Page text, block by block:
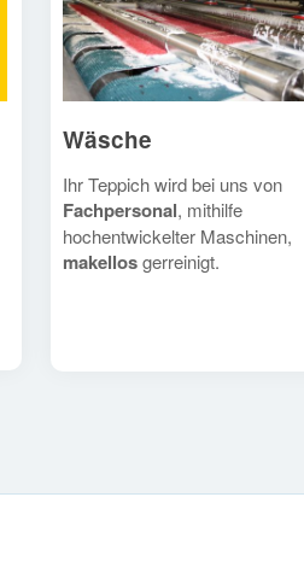
Wäsche
Ihr Teppich wird bei uns von
Fachpersonal, mithilfe
hochentwickelter Maschinen,
makellosgerreinigt.